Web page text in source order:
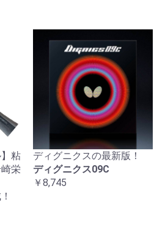
】粘
栄
ディグニクスの最新版！
ディグニクス09C
￥8,745